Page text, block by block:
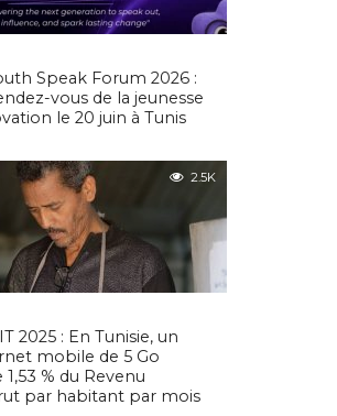
Speak Forum 2026 :
vous de la jeunesse
le 20 juin à Tunis
2.5K
2025 : En Tunisie, un
mobile de 5 Go
% du Revenu
par habitant par mois